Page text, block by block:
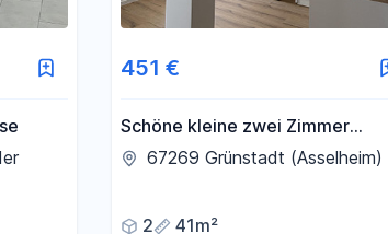
451 €
Schöne kleine zwei Zimmer
Wohnung
67269 Grünstadt (Asselheim)
2 41m²